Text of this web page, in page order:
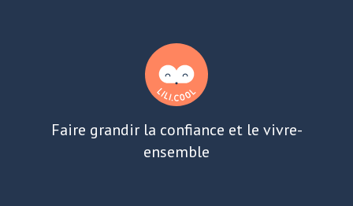
Faire grandir la confiance et le vivre-
ensemble